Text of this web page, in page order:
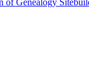
of Genealogy